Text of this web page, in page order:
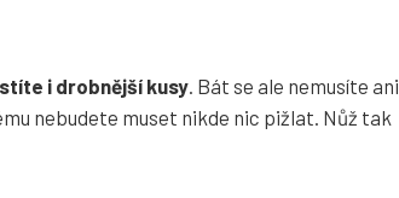
i drobnější kusy . Bát se ale nemusíte ani
nebudete muset nikde nic pižlat. Nůž tak